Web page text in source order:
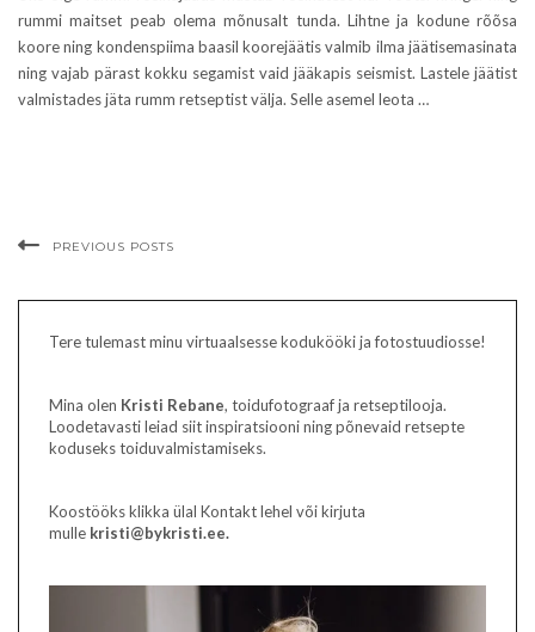
rummi maitset peab olema mõnusalt tunda. Lihtne ja kodune rõõsa
koore ning kondenspiima baasil koorejäätis valmib ilma jäätisemasinata
ning vajab pärast kokku segamist vaid jääkapis seismist. Lastele jäätist
valmistades jäta rumm retseptist välja. Selle asemel leota …
PREVIOUS POSTS
Tere tulemast minu virtuaalsesse kodukööki ja fotostuudiosse!
Mina olen Kristi Rebane, toidufotograaf ja retseptilooja.
Loodetavasti leiad siit inspiratsiooni ning põnevaid retsepte
koduseks toiduvalmistamiseks.
Koostööks klikka ülal Kontakt lehel või kirjuta
mulle kristi@bykristi.ee.